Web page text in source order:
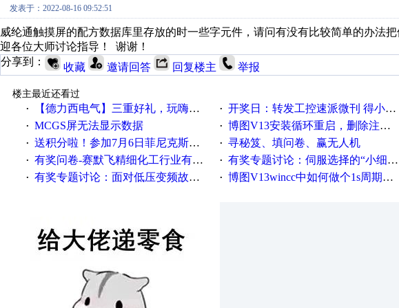
发表于：2022-08-16 09:52:51
威纶通触摸屏的配方数据库里存放的时一些字元件，请问有没有比较简单的办法
迎各位大师讨论指导！ 谢谢！
分享到：
收藏 邀请回答 回复楼主 举报
楼主最近还看过
·
【德力西电气】三重好礼，玩嗨夏日！ · 开奖日：转发工控速派微刊 得小米手环 中奖通知
· MCGS屏无法显示数据 · 博图V13安装循环重启，删除注册表信息没有用
· 送积分啦！参加7月6日菲尼克斯在线研讨会即得 · 寻秘笈、填问卷、赢无人机
· 有奖问卷-赛默飞精细化工行业有奖调查来袭！ · 有奖专题讨论：伺服选择的“小细节大学问”奖励公告
· 有奖专题讨论：面对低压变频故障，老手是这样解决的！ · 博图V13wincc中如何做个1s周期循环的脚本